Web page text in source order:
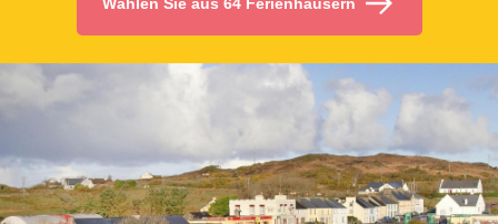
Wählen Sie aus 64 Ferienhäusern